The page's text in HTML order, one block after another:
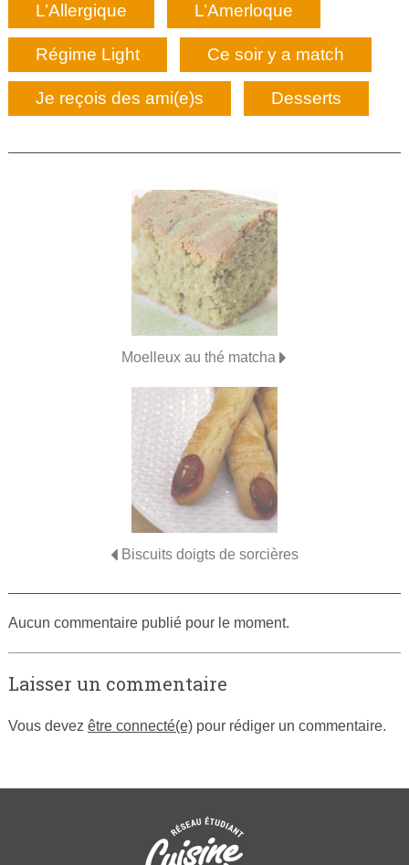
L’Allergique L’Amerloque
Régime Light Ce soir y a match
Je reçois des ami(e)s Desserts
Moelleux au thé matcha
Biscuits doigts de sorcières
Aucun commentaire publié pour le moment.
Laisser un commentaire
Vous devez être connecté(e)pour rédiger un commentaire.